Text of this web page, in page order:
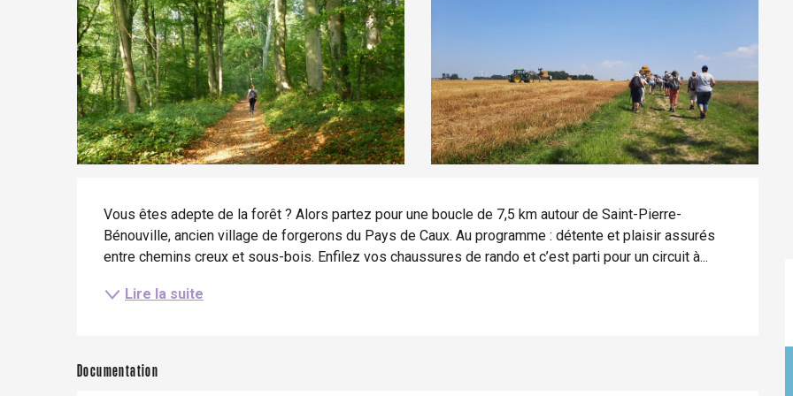
Lille 2h30
Val-de-Scie
Offranville
Criel-sur-Mer
Blangy-sur-Bresle
Neufchâtel-en-Bray
Dieppe
Avec les enfants
Entre amis
Séjours à vélo
Vous êtes adepte de la forêt ? Alors partez pour une boucle de 7,5 km autour de Saint-Pierre-
Bénouville, ancien village de forgerons du Pays de Caux. Au programme : détente et plaisir assurés
entre chemins creux et sous-bois. Enfilez vos chaussures de rando et c’est parti pour un circuit à...
Lire la suite
Documentation